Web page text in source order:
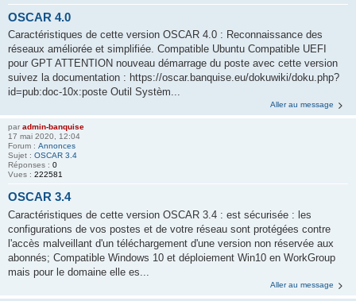
OSCAR 4.0
Caractéristiques de cette version OSCAR 4.0 : Reconnaissance des
réseaux améliorée et simplifiée. Compatible Ubuntu Compatible UEFI
pour GPT ATTENTION nouveau démarrage du poste avec cette version
suivez la documentation : https://oscar.banquise.eu/dokuwiki/doku.php?
id=pub:doc-10x:poste Outil Systèm...
Aller au message
par admin-banquise
17 mai 2020, 12:04
Forum : Annonces
Sujet : OSCAR 3.4
Réponses : 0
Vues : 222581
OSCAR 3.4
Caractéristiques de cette version OSCAR 3.4 : est sécurisée : les
configurations de vos postes et de votre réseau sont protégées contre
l'accès malveillant d'un téléchargement d'une version non réservée aux
abonnés; Compatible Windows 10 et déploiement Win10 en WorkGroup
mais pour le domaine elle es...
Aller au message